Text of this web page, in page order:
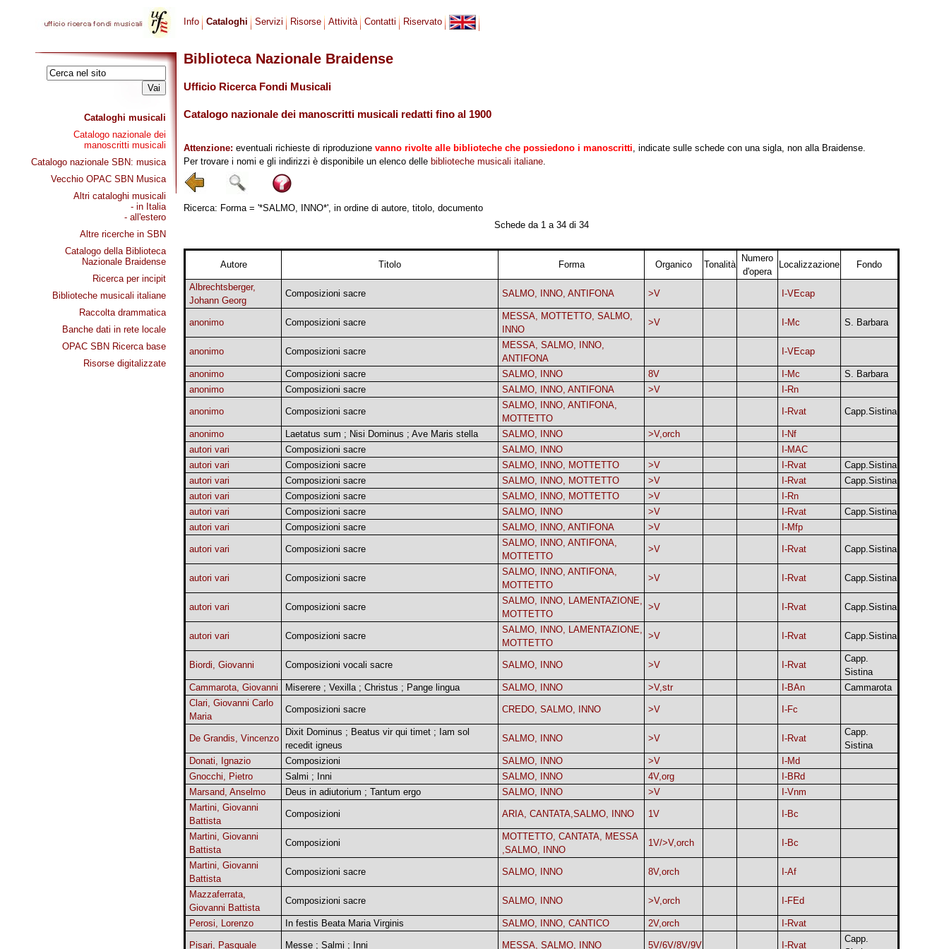
Cataloghi musicali
Catalogo nazionale dei
manoscritti musicali
Catalogo nazionale SBN: musica
Vecchio OPAC SBN Musica
Altri cataloghi musicali
- in Italia
- all'estero
Altre ricerche in SBN
Catalogo della Biblioteca
Nazionale Braidense
Ricerca per incipit
Biblioteche musicali italiane
Raccolta drammatica
Banche dati in rete locale
OPAC SBN Ricerca base
Risorse digitalizzate
Info Cataloghi Servizi Risorse Attività Contatti Riservato
Biblioteca Nazionale Braidense
Ufficio Ricerca Fondi Musicali
Catalogo nazionale dei manoscritti musicali redatti fino al 1900
Attenzione: eventuali richieste di riproduzione vanno rivolte alle biblioteche che possiedono i manoscritti, indicate sulle schede con una sigla, non alla Braidense.
Per trovare i nomi e gli indirizzi è disponibile un elenco delle biblioteche musicali italiane.
Ricerca: Forma = '*SALMO, INNO*', in ordine di autore, titolo, documento
Schede da 1 a 34 di 34
Autore Titolo Forma Organico Tonalità
Numero
d'opera
Localizzazione Fondo
Albrechtsberger,
Johann Georg
Composizioni sacre SALMO, INNO, ANTIFONA >V I-VEcap
anonimo Composizioni sacre
MESSA, MOTTETTO, SALMO,
INNO
>V I-Mc S. Barbara
anonimo Composizioni sacre
MESSA, SALMO, INNO,
ANTIFONA
I-VEcap
anonimo Composizioni sacre SALMO, INNO 8V I-Mc
S. Barbara
anonimo
Composizioni sacre SALMO, INNO, ANTIFONA >V I-Rn
anonimo Composizioni sacre
SALMO, INNO, ANTIFONA,
MOTTETTO
I-Rvat Capp.Sistina
anonimo Laetatus sum ; Nisi Dominus ; Ave Maris stella SALMO, INNO >V,orch
I-Nf
autori vari
Composizioni sacre SALMO, INNO
I-MAC
autori vari
Composizioni sacre SALMO, INNO, MOTTETTO >V I-Rvat
Capp.Sistina
autori vari
Composizioni sacre SALMO, INNO, MOTTETTO >V I-Rvat
Capp.Sistina
autori vari
Composizioni sacre SALMO, INNO, MOTTETTO >V
I-Rn
autori vari
Composizioni sacre SALMO, INNO >V I-Rvat
Capp.Sistina
autori vari
Composizioni sacre SALMO, INNO, ANTIFONA >V I-Mfp
autori vari Composizioni sacre
SALMO, INNO, ANTIFONA,
MOTTETTO
>V I-Rvat Capp.Sistina
autori vari Composizioni sacre
SALMO, INNO, ANTIFONA,
MOTTETTO
>V I-Rvat Capp.Sistina
autori vari Composizioni sacre
SALMO, INNO, LAMENTAZIONE,
MOTTETTO
>V I-Rvat Capp.Sistina
autori vari Composizioni sacre
SALMO, INNO, LAMENTAZIONE,
MOTTETTO
>V I-Rvat Capp.Sistina
Biordi, Giovanni Composizioni vocali sacre SALMO, INNO >V I-Rvat
Capp.
Sistina
Cammarota, Giovanni
Miserere ; Vexilla ; Christus ; Pange lingua SALMO, INNO >V,str I-BAn
Cammarota
Clari, Giovanni Carlo
Maria
Composizioni sacre CREDO, SALMO, INNO >V I-Fc
De Grandis, Vincenzo
Dixit Dominus ; Beatus vir qui timet ; Iam sol
recedit igneus
SALMO, INNO >V I-Rvat
Capp.
Sistina
Donati, Ignazio
Composizioni SALMO, INNO >V
I-Md
Gnocchi, Pietro
Salmi ; Inni SALMO, INNO 4V,org
I-BRd
Marsand, Anselmo
Deus in adiutorium ; Tantum ergo SALMO, INNO >V
I-Vnm
Martini, Giovanni
Battista
Composizioni ARIA, CANTATA,SALMO, INNO 1V I-Bc
Martini, Giovanni
Battista
Composizioni
MOTTETTO, CANTATA, MESSA
,SALMO, INNO
1V/>V,orch I-Bc
Martini, Giovanni
Battista
Composizioni sacre SALMO, INNO 8V,orch I-Af
Mazzaferrata,
Giovanni Battista
Composizioni sacre SALMO, INNO >V,orch I-FEd
Perosi, Lorenzo In festis Beata Maria Virginis SALMO, INNO, CANTICO 2V,orch I-Rvat
Pisari, Pasquale Messe ; Salmi ; Inni MESSA, SALMO, INNO 5V/6V/8V/9V I-Rvat
Capp.